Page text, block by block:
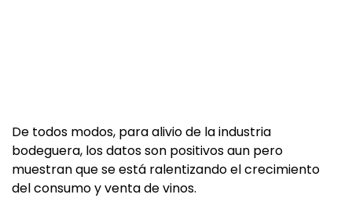
De todos modos, para alivio de la industria
bodeguera, los datos son positivos aun pero
muestran que se está ralentizando el crecimiento
del consumo y venta de vinos.